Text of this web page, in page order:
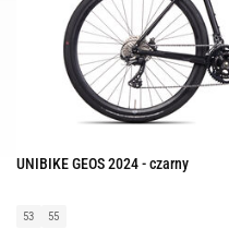
UNIBIKE GEOS 2024 - czarny
53 55